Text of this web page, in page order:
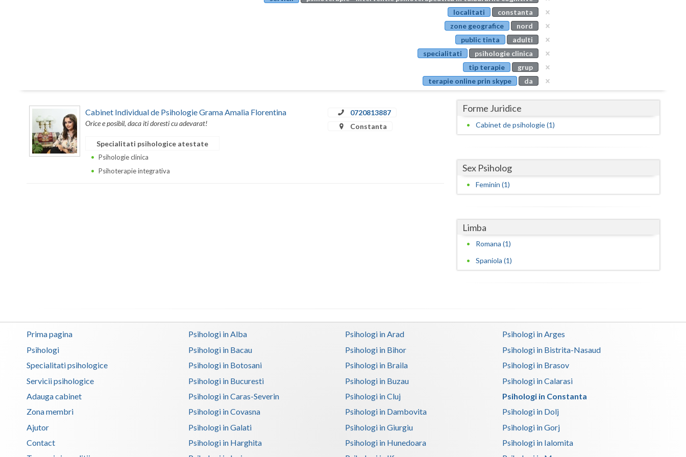
Buzau
Calarasi
Caras-Severin
Cluj
Constanta
Dambovita
Ialomita
Maramures
Mehedinti
Neamt
Olt
Prahova
Salaj
localitati
constanta
zone geografice
nord
public tinta
adulti
specialitati
psihologie clinica
tip terapie
grup
terapie online prin skype
da
Cabinet Individual de Psihologie Grama Amalia Florentina
Orice e posibil, daca iti doresti cu adevarat!
0720813887
Constanta
Specialitati psihologice atestate
Psihologie clinica
Psihoterapie integrativa
Forme Juridice
Cabinet de psihologie (1)
Sex Psiholog
Feminin (1)
Limba
Romana (1)
Spaniola (1)
Prima pagina
Psihologi
Specialitati psihologice
Servicii psihologice
Adauga cabinet
Zona membri
Ajutor
Contact
Psihologi in Alba Psihologi in Arad
Psihologi in Arges
Psihologi in Bacau
Psihologi in Bihor
Psihologi in Bistrita-Nasaud
Psihologi in Botosani
Psihologi in Braila
Psihologi in Brasov
Psihologi in Bucuresti
Psihologi in Buzau
Psihologi in Calarasi
Psihologi in Caras-Severin
Psihologi in Cluj
Psihologi in Constanta
Psihologi in Covasna
Psihologi in Dambovita
Psihologi in Dolj
Psihologi in Galati
Psihologi in Giurgiu
Psihologi in Gorj
Psihologi in Harghita
Psihologi in Hunedoara
Psihologi in Ialomita